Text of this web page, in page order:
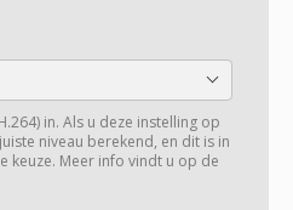
in. Als u deze instelling op
niveau berekend, en dit is in
keuze. Meer info vindt u op de